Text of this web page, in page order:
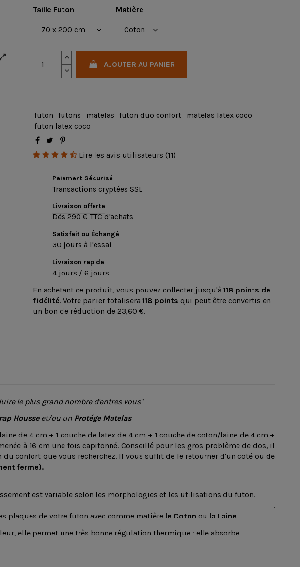
Taille Futon Matière
AJOUTER AU PANIER
futon futons matelas futon duo confort
matelas latex coco
futon latex coco
Lire les avis utilisateurs (11)
Paiement Sécurisé
Transactions cryptées SSL
Livraison offerte
Dès 290 € TTC d'achats
Satisfait ou Échangé
30 jours à l'essai
Livraison rapide
4 jours / 6 jours
En achetant ce produit, vous pouvez collecter jusqu'à 118 points de
fidélité. Votre panier totalisera 118 points qui peut être convertis en
un bon de réduction de 23,60 €.
le plus grand nombre d'entres vous"
Housse et/ou un Protége Matelas
de 4 cm + 1 couche de latex de 4 cm + 1 couche de coton/laine de 4 cm +
à 16 cm une fois capitonné. Conseillé pour les gros problème de dos, il
confort que vous recherchez. Il vous suffit de le retourner d'un coté ou de
ferme).
est variable selon les morphologies et les utilisations du futon.
.
plaques de votre futon avec comme matière le Coton ou la Laine.
elle permet une très bonne régulation thermique : elle absorbe